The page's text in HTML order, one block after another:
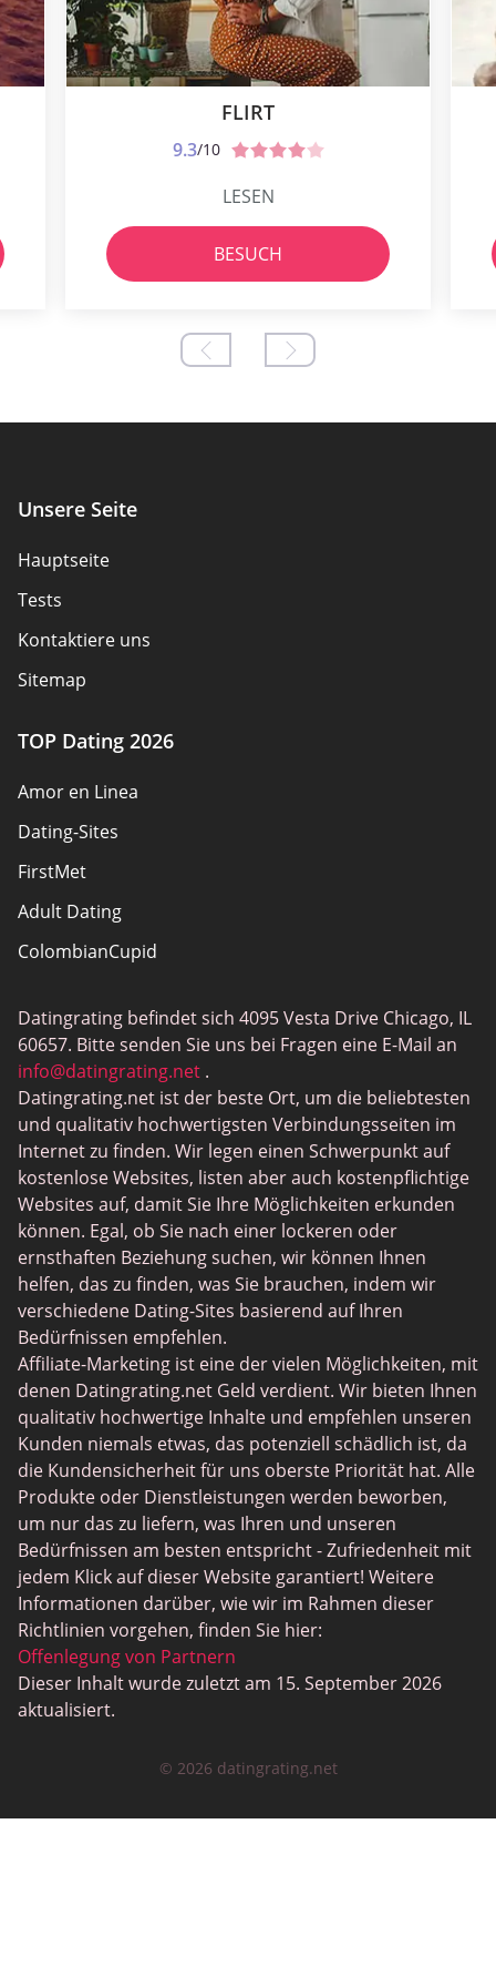
FLIRT
9.3/10
LESEN
BESUCH
Unsere Seite
Hauptseite
Tests
Kontaktiere uns
Sitemap
TOP Dating 2026
Amor en Linea
Dating-Sites
FirstMet
Adult Dating
ColombianCupid
MeetMindful
BDSM Dating
BBPeopleMeet
Sugar Daddy Sites
JPeopleMeet
Trans Dating
Senior Dating Sites
MyLOL
Gay Dating
Lesbian Dating
Black Dating Sites
SugarDaddyMeet
LatinAmericanCupid
CatholicMatch
Datingrating befindet sich 4095 Vesta Drive Chicago, IL
60657. Bitte senden Sie uns bei Fragen eine E-Mail an
info@datingrating.net .
Datingrating.net ist der beste Ort, um die beliebtesten
und qualitativ hochwertigsten Verbindungsseiten im
Internet zu finden. Wir legen einen Schwerpunkt auf
kostenlose Websites, listen aber auch kostenpflichtige
Websites auf, damit Sie Ihre Möglichkeiten erkunden
können. Egal, ob Sie nach einer lockeren oder
ernsthaften Beziehung suchen, wir können Ihnen
helfen, das zu finden, was Sie brauchen, indem wir
verschiedene Dating-Sites basierend auf Ihren
Bedürfnissen empfehlen.
Affiliate-Marketing ist eine der vielen Möglichkeiten, mit
denen Datingrating.net Geld verdient. Wir bieten Ihnen
qualitativ hochwertige Inhalte und empfehlen unseren
Kunden niemals etwas, das potenziell schädlich ist, da
die Kundensicherheit für uns oberste Priorität hat. Alle
Produkte oder Dienstleistungen werden beworben,
um nur das zu liefern, was Ihren und unseren
Bedürfnissen am besten entspricht - Zufriedenheit mit
jedem Klick auf dieser Website garantiert! Weitere
Informationen darüber, wie wir im Rahmen dieser
Richtlinien vorgehen, finden Sie hier:
Offenlegung von Partnern
Dieser Inhalt wurde zuletzt am 15. September 2026
aktualisiert.
© 2026 datingrating.net